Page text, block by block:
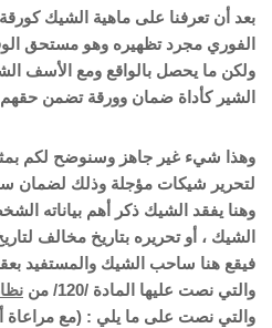
بعد أن تعرفنا على ماهية الشيك
الفوري مجرد تظهيره وهو مستحق
ولكن ما يحصل بالواقع ومع الأسف
الشير كأداة ضمان وورقة تضمن حقهم
وهذا شيء غير جاهز وسنوضح لكم
لتحرير شيكات مؤجلة وذلك لضمان
وهنا يفقد الشيك ذكر أهم بياناته
الشيك ، أو تحريره بتاريخ مخالف
فيقع هنا ساحب الشيك والمستفيد
والتي نصت عليها المادة /120/ من
والتي نصت على ما يلي : (مع مراعاة